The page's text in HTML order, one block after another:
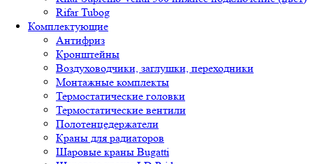
Rifar Tubog
Комплектующие
Антифриз
Кронштейны
Воздуховодчики, заглушки, переходники
Монтажные комплекты
Термостатические головки
Термостатические вентили
Полотенцедержатели
Краны для радиаторов
Шаровые краны Bugatti